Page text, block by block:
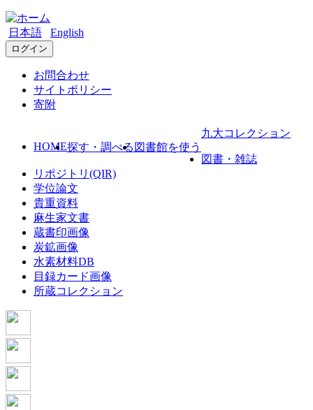
日本語 English
ログイン
お問合わせ
サイトポリシー
寄附
HOME探す・調べる 図書館を使う
九大コレクション
図書・雑誌
リポジトリ(QIR)
学位論文
貴重資料
麻生家文書
蔵書印画像
炭鉱画像
水素材料DB
目録カード画像
所蔵コレクション